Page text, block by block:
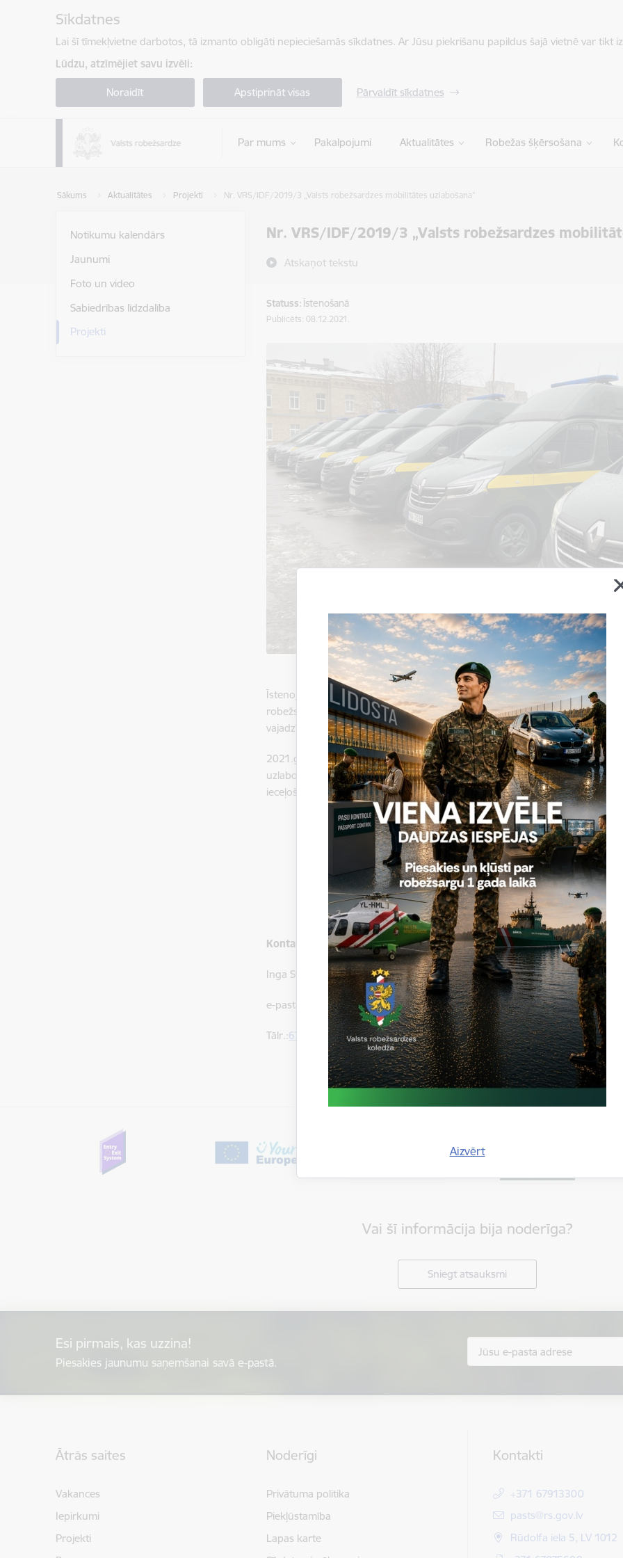
Sīkdatnes
Lai šī tīmekļvietne darbotos, tā izmanto obligāti nepieciešamās sīkdatnes. Ar Jūsu piekrišanu papildus šajā vietnē var tikt
Lūdzu, atzīmējiet savu izvēli:
Noraidīt Apstiprināt visas Pārvaldīt sīkdatnes
Par mums Pakalpojumi Aktualitātes Robežas šķērsošana
Sākums Aktualitātes Projekti Nr. VRS/IDF/2019/3 „Valsts robežsardzes mobilitātes uzlabošana”
Nr. VRS/IDF/2019/3 „Valsts robežsardzes
Atskaņot tekstu
Aizvērt
Notikumu kalendārs
Jaunumi
Foto un video
Sabiedrības līdzdalība
Projekti
Statuss:Īstenošanā
Publicēts: 08.12.2021.
Īstenojot Iekšējās drošības fonda projektu Nr.VRS/IDF/2019/3 „Valsts
robežsardze 2021.gada 13.aprīlī noslēdza līgumu ar SIA “Mūsa Motors
vajadzībām aprīkotu vieglo transportlīdzekļu piegādi par kopējo summu
2021.gada 8.decembrī tika piegādāti divpadsmit specializētie
uzlabojot Valsts robežsardzes mobilitāti ārējās robežas apsardzībā, tajā
ieceļošanas un uzturēšanās nosacījumu ievērošanas kontroli, iespēju ātri
Projektu līdzfinansē Eiropas
Šī publikācija ir veidota ar Iekšējās drošības fonda 2014.
Par publikācijas saturu atbild Valsts
Kontaktpersona:
Inga Svirska
e-pasta adrese:inga.svirska@rs.gov.lv
Tālr.:67075741
Vai šī informācija bija noderīga?
Sniegt atsauksmi
Esi pirmais, kas uzzina!
Piesakies jaunumu saņemšanai savā e-pastā.
Ātrās saites
Vakances
Iepirkumi
Projekti
Noderīgi
Privātuma politika
Piekļūstamība
Lapas karte
Kontakti
+371 67913300
E-pasts:
pasts@rs.gov.lv
Rūdolfa iela 5, LV 1012